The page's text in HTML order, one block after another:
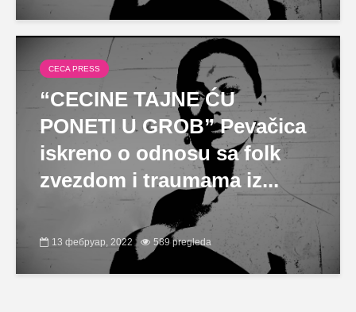
CECA PRESS
“CECINE TAJNE ĆU
PONETI U GROB” Pevačica
iskreno o odnosu sa folk
zvezdom i traumama iz...
13 фебруар, 2022 589 pregleda